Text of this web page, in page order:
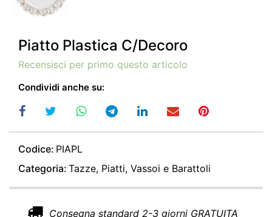
Piatto Plastica C/Decoro
Recensisci per primo questo articolo
Condividi anche su:
Codice: PIAPL
Categoria: Tazze, Piatti, Vassoi e Barattoli
Consegna standard 2-3 giorni GRATUITA